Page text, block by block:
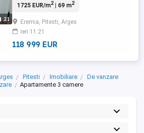
21
Renovare Integrală Mobilat & Utilat
prezentăm un apartament de 3 camere
situat într-una dintre cele mai apreciate ...
1725 EUR/m2| 69 m2
Eremia, Pitesti, Arges
ieri 11:21
118 999 EUR
Pitesti Imobiliare
De vanzare
Apartamente 3 camere